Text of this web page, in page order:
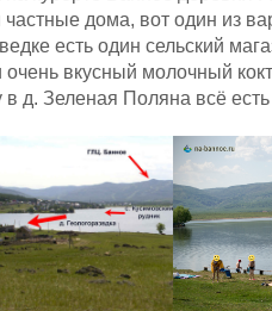
частные дома, вот один из
есть один сельский
очень вкусный молочный
в д. Зеленая Поляна всё